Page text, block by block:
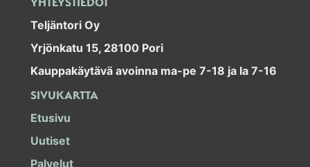
Teljäntori Oy
Yrjönkatu 15, 28100 Pori
Kauppakäytävä avoinna ma-pe 7-18 ja la 7-16
SIVUKARTTA
Etusivu
Uutiset
Palvelut